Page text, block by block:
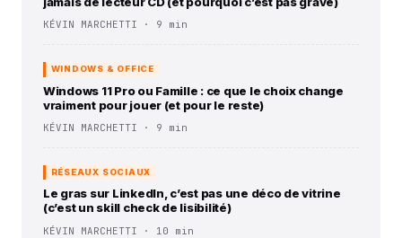
KÉVIN MARCHETTI · 9 min
WINDOWS & OFFICE
Windows 11 Pro ou Famille : ce que le choix change
vraiment pour jouer (et pour le reste)
KÉVIN MARCHETTI · 9 min
RÉSEAUX SOCIAUX
Le gras sur LinkedIn, c’est pas une déco de vitrine
(c’est un skill check de lisibilité)
KÉVIN MARCHETTI · 10 min